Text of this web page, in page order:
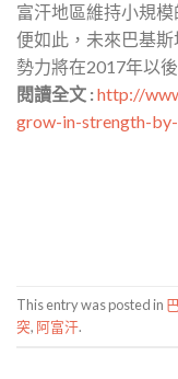
富汗地區維持小規
便如此，未來巴基
勢力將在2017年以
閱讀全文 :http://
grow-in-strength-
This entry was posted in
突, 阿富汗.